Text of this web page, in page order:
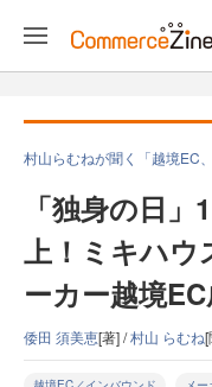
村山らむねが聞く「越境EC
「独身の日
上！ミキハウ
ーカー越境
倭田 須美恵[著] /村山 らむね[